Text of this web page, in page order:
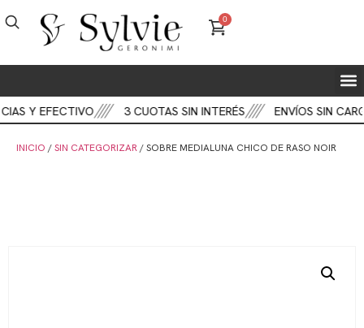
0
Y EFECTIVO 3 CUOTAS SIN INTERÉS ENVÍOS SIN
INICIO /SIN CATEGORIZAR/ SOBRE MEDIALUNA CHICO DE RASO NOIR